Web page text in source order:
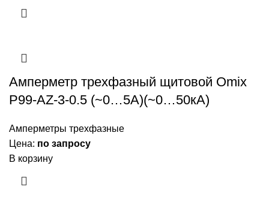
Амперметр трехфазный щитовой Omix
P99-AZ-3-0.5 (~0…5А)(~0…50кА)
Амперметры трехфазные
Цена: по запросу
В корзину